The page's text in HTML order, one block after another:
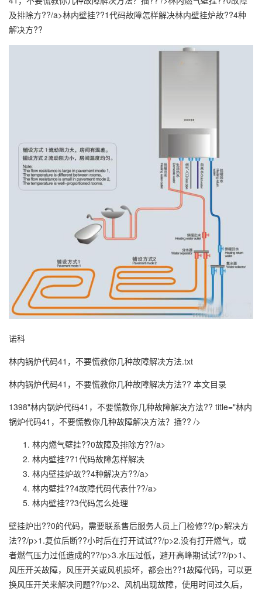
及排除方??/a>林内壁挂??1代码故障怎样解决林内壁挂炉故??4种
解决方??
诺科
林内锅炉代码41，不要慌教你几种故障解决方法.txt
林内锅炉代码41，不要慌教你几种故障解决方法?? 本文目录
1398"林内锅炉代码41，不要慌教你几种故障解决方法?? title="林内
锅炉代码41，不要慌教你几种故障解决方法？插?? />
林内燃气壁挂??0故障及排除方??/a>
林内壁挂??1代码故障怎样解决
林内壁挂炉故??4种解决方??/a>
林内壁挂??4故障代码代表什??/a>
林内壁挂??3代码怎么处理
壁挂炉出??0的代码，需要联系售后服务人员上门检修??/p>解决方
法??/p>1.复位后断??小时后在打开试试??/p>2.没有打开燃气，或
者燃气压力过低造成的??/p>3.水压过低，避开高峰期试试??/p>1、
风压开关故障，风压开关或风机损坏，都会出??1故障代码，可以更
换风压开关来解决问题??/p>2、风机出现故障，使用时间过久后，